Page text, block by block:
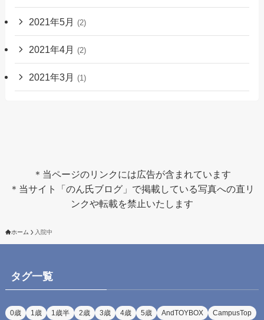
2021年5月 (2)
2021年4月 (2)
2021年3月 (1)
＊当ページのリンクには広告が含まれています
＊当サイト「のん氏ブログ」で掲載している写真への直リ
ンクや転載を禁止いたします
ホーム 入院中
タグ一覧
0歳 1歳 1歳半 2歳 3歳 4歳 5歳 AndTOYBOX CampusTop